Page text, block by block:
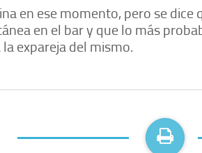
en ese momento, pero se
en el bar y que lo más
expareja del mismo.